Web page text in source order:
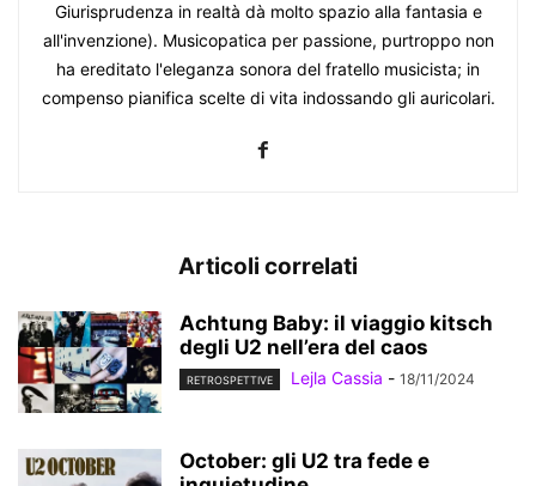
Giurisprudenza in realtà dà molto spazio alla fantasia e
all'invenzione). Musicopatica per passione, purtroppo non
ha ereditato l'eleganza sonora del fratello musicista; in
compenso pianifica scelte di vita indossando gli auricolari.
Articoli correlati
Achtung Baby: il viaggio kitsch
degli U2 nell’era del caos
RETROSPETTIVE Lejla Cassia - 18/11/2024
October: gli U2 tra fede e